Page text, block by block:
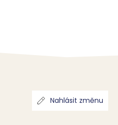
Nahlásit změnu